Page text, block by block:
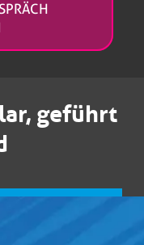
geführt